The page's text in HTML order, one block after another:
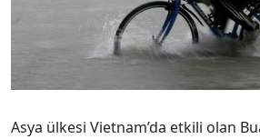
Asya ülkesi Vietnam’da etkili olan